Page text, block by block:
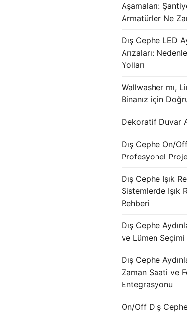
Aşamaları:
Armatürler Ne
Dış Cephe LED
Arızaları:
Yolları
Wallwasher mı,
Binanız için
Dekoratif Duvar
Dış Cephe On/
Profesyonel
Dış Cephe Işık
Sistemlerde Işık
Rehberi
Dış Cephe
ve Lümen Seçimi
Dış Cephe
Zaman Saati ve
Entegrasyonu
On/Off Dış